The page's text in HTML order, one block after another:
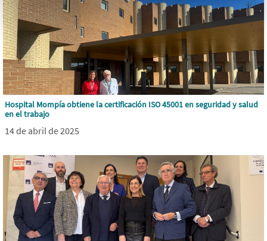
Hospital Mompía obtiene la certificación ISO 45001 en seguridad y salud
en el trabajo
14 de abril de 2025